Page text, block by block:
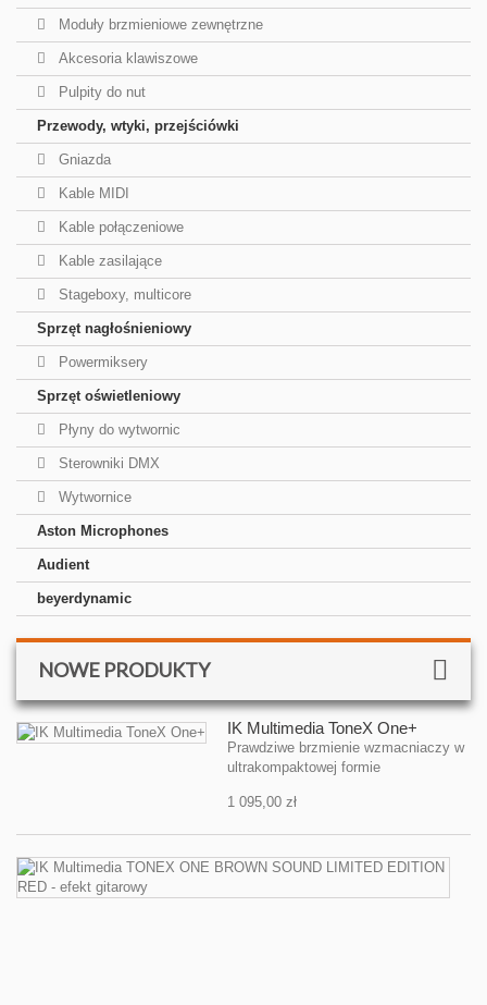
Moduły brzmieniowe zewnętrzne
Akcesoria klawiszowe
Pulpity do nut
Przewody, wtyki, przejściówki
Gniazda
Kable MIDI
Kable połączeniowe
Kable zasilające
Stageboxy, multicore
Sprzęt nagłośnieniowy
Powermiksery
Sprzęt oświetleniowy
Płyny do wytwornic
Sterowniki DMX
Wytwornice
Aston Microphones
Audient
beyerdynamic
NOWE PRODUKTY
IK Multimedia ToneX One+
Prawdziwe brzmienie wzmacniaczy w
ultrakompaktowej formie
1 095,00 zł